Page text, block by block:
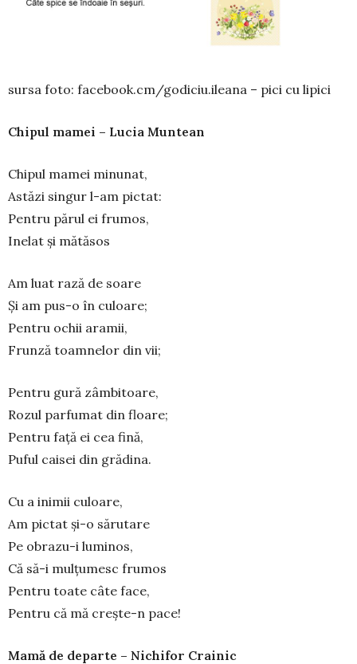
sursa foto: facebook.cm/godiciu.ileana – pici cu lipici
Chipul mamei – Lucia Muntean
Chipul mamei minunat,
Astăzi singur l-am pictat:
Pentru părul ei frumos,
Inelat și mătăsos
Am luat rază de soare
Și am pus-o în culoare;
Pentru ochii aramii,
Frunză toamnelor din vii;
Pentru gură zâmbitoare,
Rozul parfumat din floare;
Pentru față ei cea fină,
Puful caisei din grădina.
Cu a inimii culoare,
Am pictat și-o sărutare
Pe obrazu-i luminos,
Că să-i mulțumesc frumos
Pentru toate câte face,
Pentru că mă crește-n pace!
Mamă de departe – Nichifor Crainic